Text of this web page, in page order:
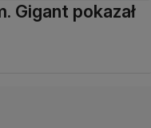
Gigant pokazał